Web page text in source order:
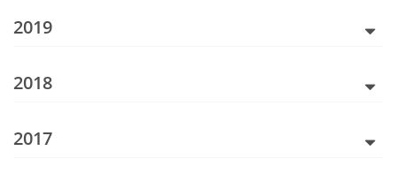
2019
2018
2017